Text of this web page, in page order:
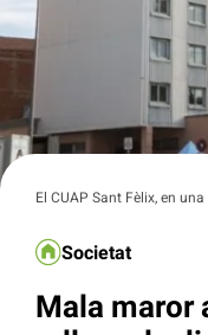
El CUAP Sant Fèlix, en
Societat
Mala maror